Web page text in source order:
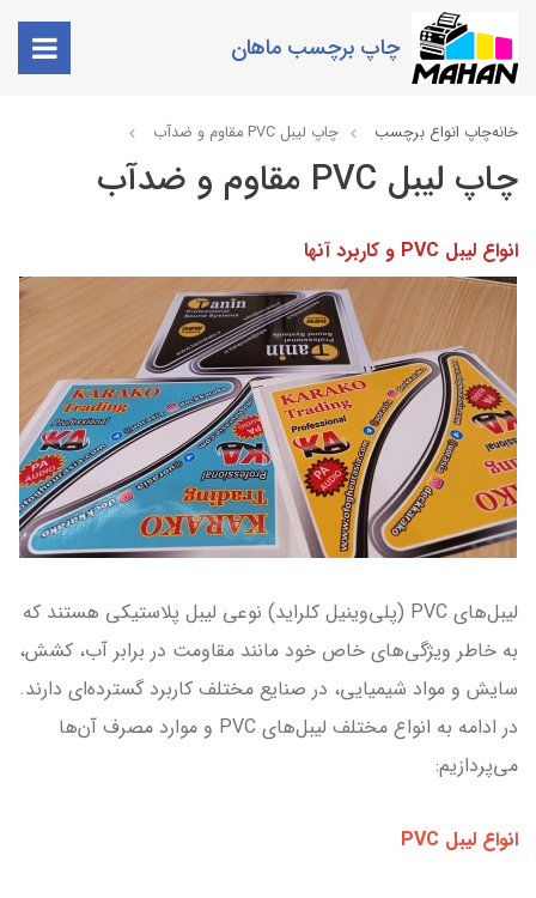
چاپ برچسب ماهان
خانهچاپ انواع برچسب چاپ لیبل PVC مقاوم و ضدآب
چاپ لیبل PVC مقاوم و ضدآب
انواع لیبل PVC و کاربرد آنها
لیبل‌های PVC (پلی‌وینیل کلراید) نوعی لیبل پلاستیکی هستند که
به خاطر ویژگی‌های خاص خود مانند مقاومت در برابر آب، کشش،
سایش و مواد شیمیایی، در صنایع مختلف کاربرد گسترده‌ای دارند.
در ادامه به انواع مختلف لیبل‌های PVC و موارد مصرف آن‌ها
می‌پردازیم:
انواع لیبل PVC